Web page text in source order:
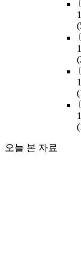
오늘 본 자료